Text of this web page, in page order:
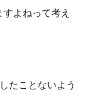
よねって考え
たことないよう